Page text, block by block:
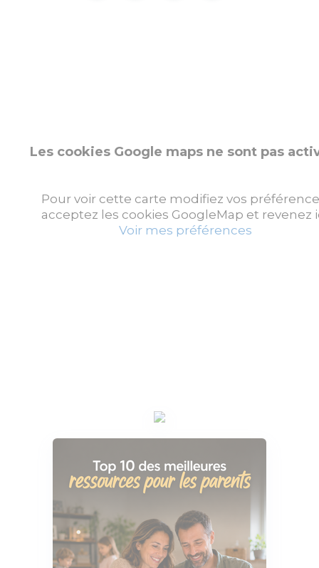
Les cookies Google maps ne sont pas
Pour voir cette carte modifiez vos
acceptez les cookies GoogleMap et revenez
Voir mes préférences